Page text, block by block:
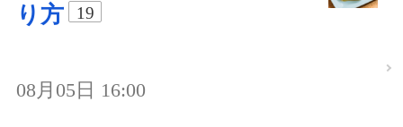
り方
19
08月05日 16:00